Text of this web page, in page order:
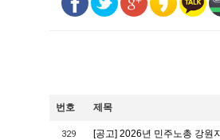
번호 제목
329 [공고] 2026년 민주노총 강원